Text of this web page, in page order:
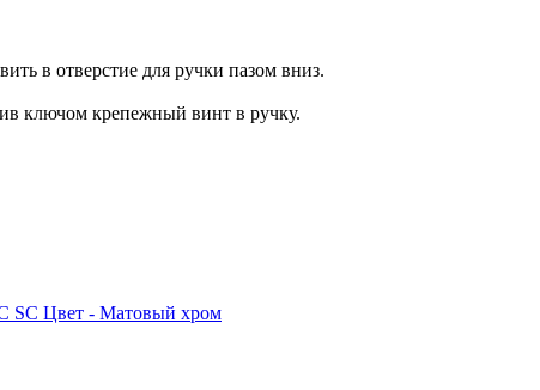
в отверстие для ручки пазом вниз.
ключом крепежный винт в ручку.
SC Цвет - Матовый хром